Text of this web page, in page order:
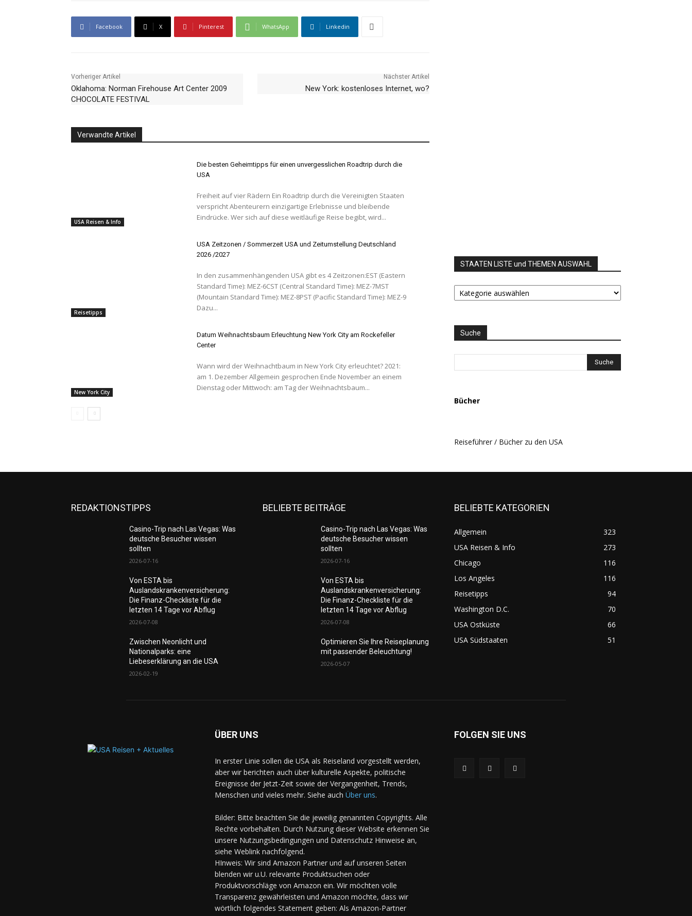
Facebook X Pinterest WhatsApp Linkedin
Vorheriger Artikel
Oklahoma: Norman Firehouse Art Center 2009
CHOCOLATE FESTIVAL
Nächster Artikel
New York: kostenloses Internet, wo?
Verwandte Artikel
USA Reisen & Info
Die besten Geheimtipps für einen unvergesslichen Roadtrip durch die
USA
Freiheit auf vier Rädern Ein Roadtrip durch die Vereinigten Staaten
verspricht Abenteurern einzigartige Erlebnisse und bleibende
Eindrücke. Wer sich auf diese weitläufige Reise begibt, wird...
Reisetipps
USA Zeitzonen / Sommerzeit USA und Zeitumstellung Deutschland
2026 /2027
In den zusammenhängenden USA gibt es 4 Zeitzonen:EST (Eastern
Standard Time): MEZ-6CST (Central Standard Time): MEZ-7MST
(Mountain Standard Time): MEZ-8PST (Pacific Standard Time): MEZ-9
Dazu...
New York City
Datum Weihnachtsbaum Erleuchtung New York City am Rockefeller
Center
Wann wird der Weihnachtbaum in New York City erleuchtet? 2021:
am 1. Dezember Allgemein gesprochen Ende November an einem
Dienstag oder Mittwoch: am Tag der Weihnachtsbaum...
STAATEN LISTE und THEMEN AUSWAHL
STAATEN
LISTE
AUSWAHL
Suche
Bücher
Reiseführer / Bücher zu den USA
REDAKTIONSTIPPS
Casino-Trip nach Las Vegas: Was
deutsche Besucher wissen
sollten
2026-07-16
Von ESTA bis
Auslandskrankenversicherung:
Die Finanz-Checkliste für die
letzten 14 Tage vor Abflug
2026-07-08
Zwischen Neonlicht und
Nationalparks: eine
Liebeserklärung an die USA
2026-02-19
BELIEBTE BEITRÄGE
Casino-Trip nach Las Vegas: Was
deutsche Besucher wissen
sollten
2026-07-16
Von ESTA bis
Auslandskrankenversicherung:
Die Finanz-Checkliste für die
letzten 14 Tage vor Abflug
2026-07-08
Optimieren Sie Ihre Reiseplanung
mit passender Beleuchtung!
2026-05-07
BELIEBTE KATEGORIEN
Allgemein
323
USA Reisen & Info
273
Chicago
116
Los Angeles
116
Reisetipps
94
Washington D.C.
70
USA Ostküste
66
USA Südstaaten
51
ÜBER UNS
In erster Linie sollen die USA als Reiseland vorgestellt werden,
aber wir berichten auch über kulturelle Aspekte, politische
Ereignisse der Jetzt-Zeit sowie der Vergangenheit, Trends,
Menschen und vieles mehr. Siehe auch Über uns.
Bilder: Bitte beachten Sie die jeweilig genannten Copyrights. Alle
Rechte vorbehalten. Durch Nutzung dieser Website erkennen Sie
unsere Nutzungsbedingungen und Datenschutz Hinweise an,
siehe Weblink nachfolgend.
HInweis: Wir sind Amazon Partner und auf unseren Seiten
blenden wir u.U. relevante Produktsuchen oder
Produktvorschläge von Amazon ein. Wir möchten volle
Transparenz gewährleisten und Amazon möchte, dass wir
wörtlich folgendes Statement geben: Als Amazon-Partner
FOLGEN SIE UNS